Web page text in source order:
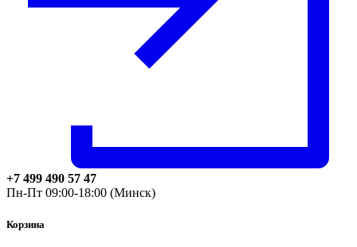
+7 499 490 57 47
Пн-Пт 09:00-18:00 (Минск)
Корзина